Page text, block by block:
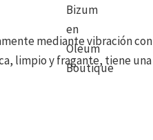
mediante vibración con
limpio y fragante, tiene una